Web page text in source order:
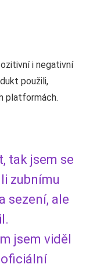
i negativní
použili,
platformách.
tak jsem se
zubnímu
sezení, ale
jsem viděl
oficiální